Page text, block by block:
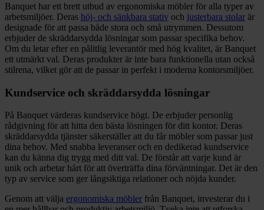
Banquet har ett brett utbud av ergonomiska möbler för alla typer av
arbetsmiljöer. Deras höj- och sänkbara stativ och justerbara stolar är
designade för att passa både stora och små utrymmen. Dessutom
erbjuder de skräddarsydda lösningar som passar specifika behov.
Om du letar efter en pålitlig leverantör med hög kvalitet, är Banquet
ett utmärkt val. Deras produkter är inte bara funktionella utan också
stilrena, vilket gör att de passar in perfekt i moderna kontorsmiljöer.
Kundservice och skräddarsydda lösningar
På Banquet värderas kundservice högt. De erbjuder personlig
rådgivning för att hitta den bästa lösningen för ditt kontor. Deras
skräddarsydda tjänster säkerställer att du får möbler som passar just
dina behov. Med snabba leveranser och en dedikerad kundservice
kan du känna dig trygg med ditt val. De förstår att varje kund är
unik och arbetar hårt för att överträffa dina förväntningar. Det är den
typ av service som ger långsiktiga relationer och nöjda kunder.
Genom att välja ergonomiska möbler från Banquet, investerar du i